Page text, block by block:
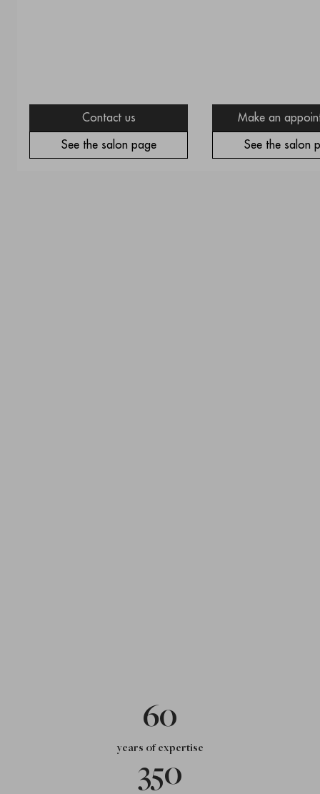
Contact us
See the salon page
Make an
See the salon
60
years of expertise
350